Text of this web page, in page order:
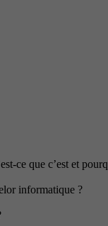
ce que c’est et
informatique ?